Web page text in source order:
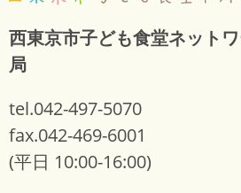
西東京市子ども食堂ネット
局
tel.042-497-5070
fax.042-469-6001
(平日 10:00-16:00)